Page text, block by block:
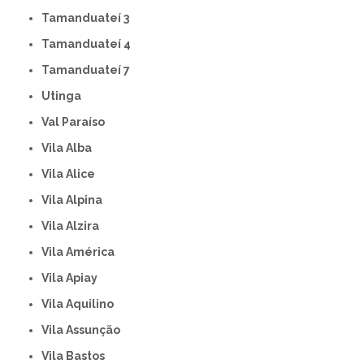
Tamanduateí 3
Tamanduateí 4
Tamanduateí 7
Utinga
Val Paraíso
Vila Alba
Vila Alice
Vila Alpina
Vila Alzira
Vila América
Vila Apiay
Vila Aquilino
Vila Assunção
Vila Bastos